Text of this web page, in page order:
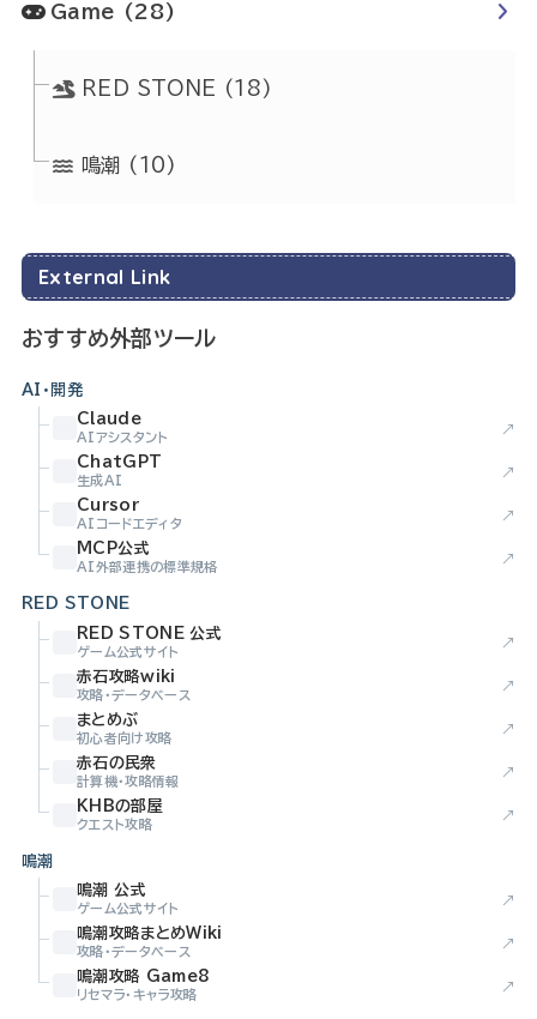
Game (28)
RED STONE (18)
鳴潮 (10)
External Link
おすすめ外部ツール
AI・開発
Claude
AIアシスタント
↗
ChatGPT
生成AI
↗
Cursor
AIコードエディタ
↗
MCP公式
AI外部連携の標準規格
↗
RED STONE
RED STONE 公式
ゲーム公式サイト
↗
赤石攻略wiki
攻略・データベース
↗
まとめぶ
初心者向け攻略
↗
赤石の民衆
計算機・攻略情報
↗
KHBの部屋
クエスト攻略
↗
鳴潮
鳴潮 公式
ゲーム公式サイト
↗
鳴潮攻略まとめWiki
攻略・データベース
↗
鳴潮攻略 Game8
リセマラ・キャラ攻略
↗